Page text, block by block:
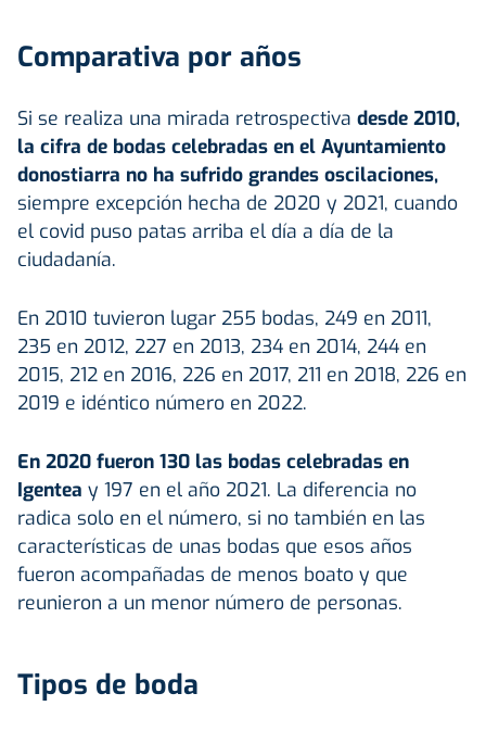
Comparativa por años
Si se realiza una mirada retrospectiva desde 2010,
la cifra de bodas celebradas en el Ayuntamiento
donostiarra no ha sufrido grandes oscilaciones,
siempre excepción hecha de 2020 y 2021, cuando
el covid puso patas arriba el día a día de la
ciudadanía.
En 2010 tuvieron lugar 255 bodas, 249 en 2011,
235 en 2012, 227 en 2013, 234 en 2014, 244 en
2015, 212 en 2016, 226 en 2017, 211 en 2018, 226 en
2019 e idéntico número en 2022.
En 2020 fueron 130 las bodas celebradas en
Igentea y 197 en el año 2021. La diferencia no
radica solo en el número, si no también en las
características de unas bodas que esos años
fueron acompañadas de menos boato y que
reunieron a un menor número de personas.
Tipos de boda